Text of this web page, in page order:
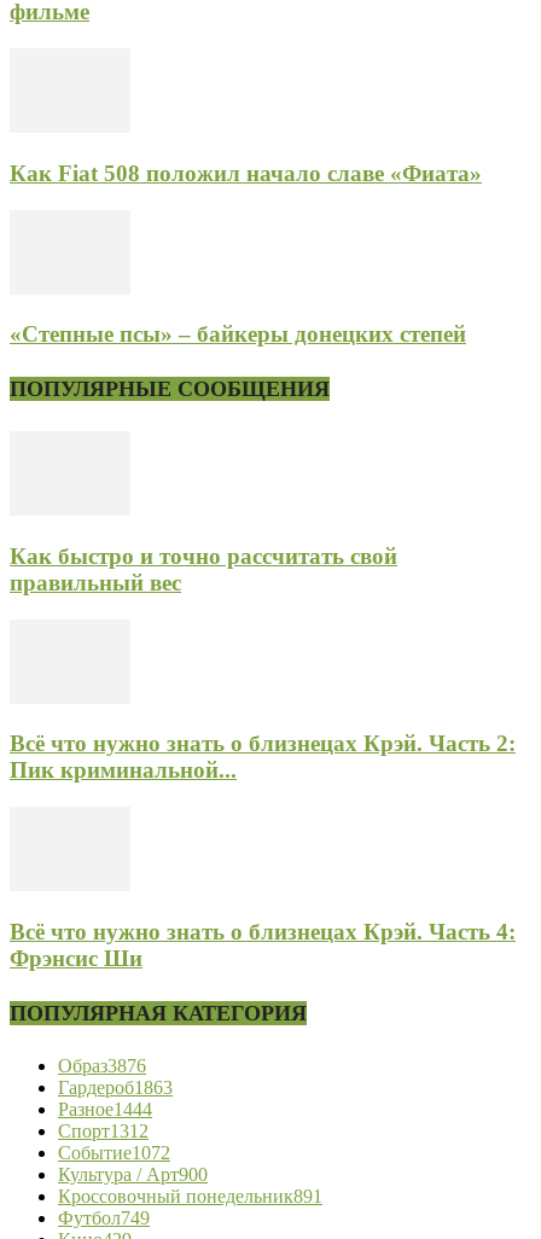
фильме
Как Fiat 508 положил начало славе «Фиата»
«Степные псы» – байкеры донецких степей
ПОПУЛЯРНЫЕ СООБЩЕНИЯ
Как быстро и точно рассчитать свой
правильный вес
Всё что нужно знать о близнецах Крэй. Часть 2:
Пик криминальной...
Всё что нужно знать о близнецах Крэй. Часть 4:
Фрэнсис Ши
ПОПУЛЯРНАЯ КАТЕГОРИЯ
Образ3876
Гардероб1863
Разное1444
Спорт1312
Событие1072
Культура / Арт900
Кроссовочный понедельник891
Футбол749